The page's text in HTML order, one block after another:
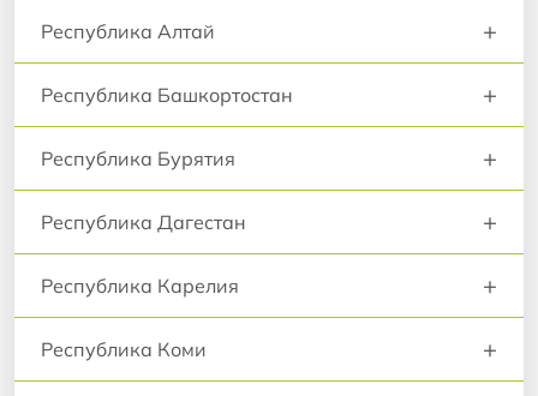
Республика Алтай +
Республика Башкортостан +
Республика Бурятия +
Республика Дагестан +
Республика Карелия +
Республика Коми +